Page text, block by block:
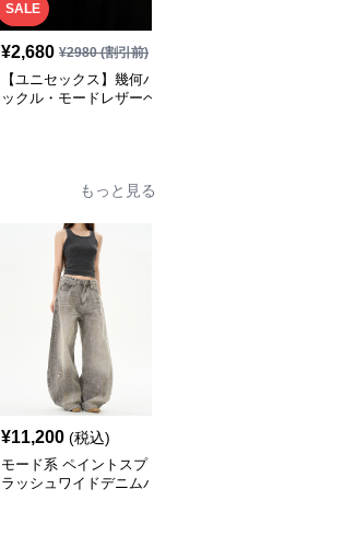
SALE
¥2,680 ¥2980(割引前)
【ユニセックス】幾何バ
ックル・モードレザーベ
もっと見る
¥11,200 (税込)
モード系 ペイントスプ
ラッシュワイドデニムパ